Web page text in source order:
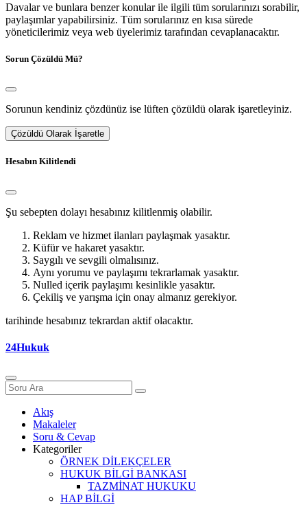
Davalar ve bunlara benzer konular ile ilgili tüm sorularınızı sorabilir,
paylaşımlar yapabilirsiniz. Tüm sorularınız en kısa sürede
yöneticilerimiz veya web üyelerimiz tarafından cevaplanacaktır.
Sorun Çözüldü Mü?
Sorunun kendiniz çözdünüz ise lüften çözüldü olarak işaretleyiniz.
Çözüldü Olarak İşaretle
Hesabın Kilitlendi
Şu sebepten dolayı hesabınız kilitlenmiş olabilir.
Reklam ve hizmet ilanları paylaşmak yasaktır.
Küfür ve hakaret yasaktır.
Saygılı ve sevgili olmalısınız.
Aynı yorumu ve paylaşımı tekrarlamak yasaktır.
Nulled içerik paylaşımı kesinlikle yasaktır.
Çekiliş ve yarışma için onay almanız gerekiyor.
tarihinde hesabınız tekrardan aktif olacaktır.
24Hukuk
Akış
Makaleler
Soru & Cevap
Kategoriler
ÖRNEK DİLEKÇELER
HUKUK BİLGİ BANKASI
TAZMİNAT HUKUKU
HAP BİLGİ